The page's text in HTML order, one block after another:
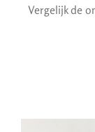
Vergelijk de